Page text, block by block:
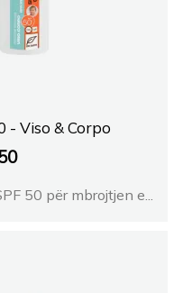
- Viso & Corpo
50 për mbrojtjen e...